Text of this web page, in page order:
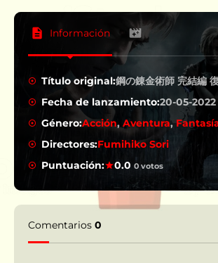
Información
Título original:鋼の錬金術師 完結編
Fecha de lanzamiento:20-05-2022
Género:Acción,Aventura,
Directores:Fumihiko Sori
Puntuación:
0.0 0 votos
Comentarios 0